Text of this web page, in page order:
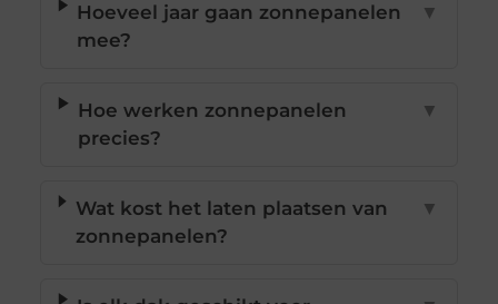
Hoeveel jaar gaan zonnepanelen
mee?
▼
Hoe werken zonnepanelen
precies?
▼
Wat kost het laten plaatsen van
zonnepanelen?
▼